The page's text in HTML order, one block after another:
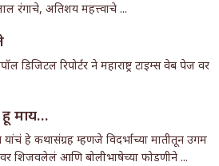
रंगाचे, अतिशय महत्त्वाचे ...
डिजिटल रिपोर्टर ने महाराष्ट्र टाइम्स वेब पेज वर
माय…
हे कथासंग्रह म्हणजे विदर्भाच्या मातीतून उगम
शिजवलेलं आणि बोलीभाषेच्या फोडणीने ...